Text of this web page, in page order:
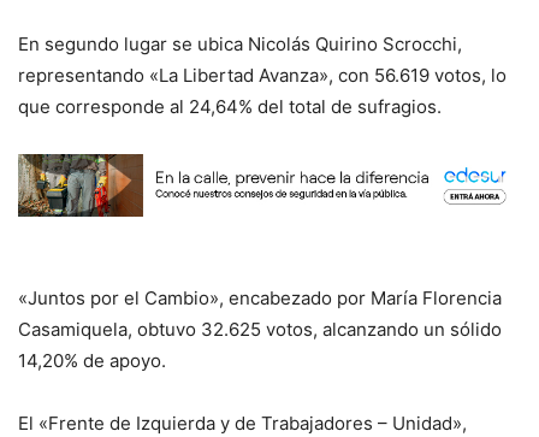
En segundo lugar se ubica Nicolás Quirino Scrocchi,
representando «La Libertad Avanza», con 56.619 votos, lo
que corresponde al 24,64% del total de sufragios.
«Juntos por el Cambio», encabezado por María Florencia
Casamiquela, obtuvo 32.625 votos, alcanzando un sólido
14,20% de apoyo.
El «Frente de Izquierda y de Trabajadores – Unidad»,